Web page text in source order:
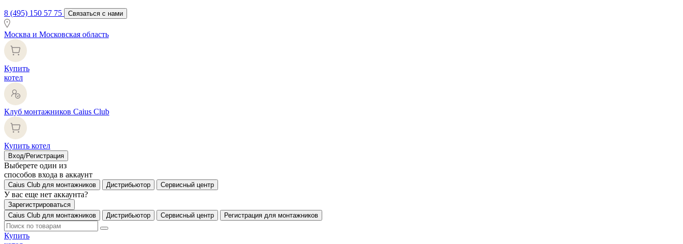
8 (495) 150 57 75 Связаться с нами
Москва и Московская область
Купить
котел
Клуб монтажников Caius Club
Купить котел
Вход/Регистрация
Выберете один из
способов входа в аккаунт
Caius Club для монтажников Дистрибьютор Сервисный центр
У вас еще нет аккаунта?
Зарегистрироваться
Caius Club для монтажников
Дистрибьютор Сервисный центр Регистрация для монтажников
Купить